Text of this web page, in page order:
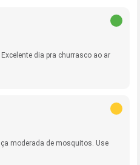
dia pra churrasco ao ar
moderada de mosquitos. Use